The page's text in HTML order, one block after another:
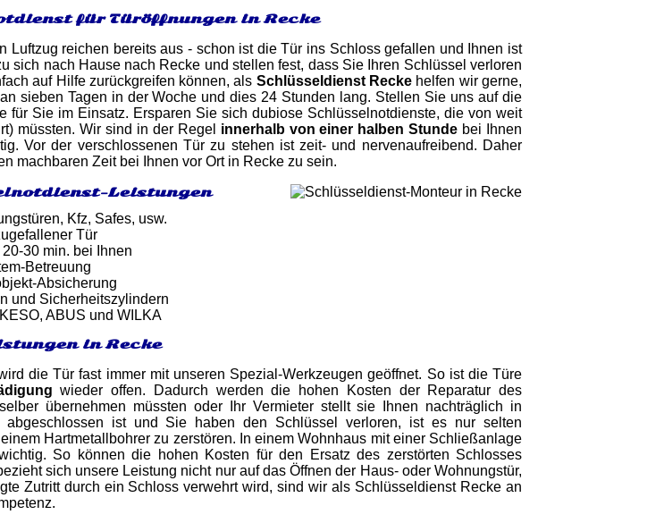
für Türöffnungen in Recke
Luftzug reichen bereits aus - schon ist die Tür ins Schloss gefallen und Ihnen ist
sich nach Hause nach Recke und stellen fest, dass Sie Ihren Schlüssel verloren
auf Hilfe zurückgreifen können, als Schlüsseldienst Recke helfen wir gerne,
sieben Tagen in der Woche und dies 24 Stunden lang. Stellen Sie uns auf die
für Sie im Einsatz. Ersparen Sie sich dubiose Schlüsselnotdienste, die von weit
müssten. Wir sind in der Regel innerhalb von einer halben Stunde bei Ihnen
Vor der verschlossenen Tür zu stehen ist zeit- und nervenaufreibend. Daher
machbaren Zeit bei Ihnen vor Ort in Recke zu sein.
Leistungen
Kfz, Safes, usw.
Tür
30 min. bei Ihnen
Betreuung
Absicherung
und Sicherheitszylindern
ABUS und WILKA
in Recke
die Tür fast immer mit unseren Spezial-Werkzeugen geöffnet. So ist die Türe
wieder offen. Dadurch werden die hohen Kosten der Reparatur des
übernehmen müssten oder Ihr Vermieter stellt sie Ihnen nachträglich in
ist und Sie haben den Schlüssel verloren, ist es nur selten
Hartmetallbohrer zu zerstören. In einem Wohnhaus mit einer Schließanlage
So können die hohen Kosten für den Ersatz des zerstörten Schlosses
sich unsere Leistung nicht nur auf das Öffnen der Haus- oder Wohnungstür,
Zutritt durch ein Schloss verwehrt wird, sind wir als Schlüsseldienst Recke an